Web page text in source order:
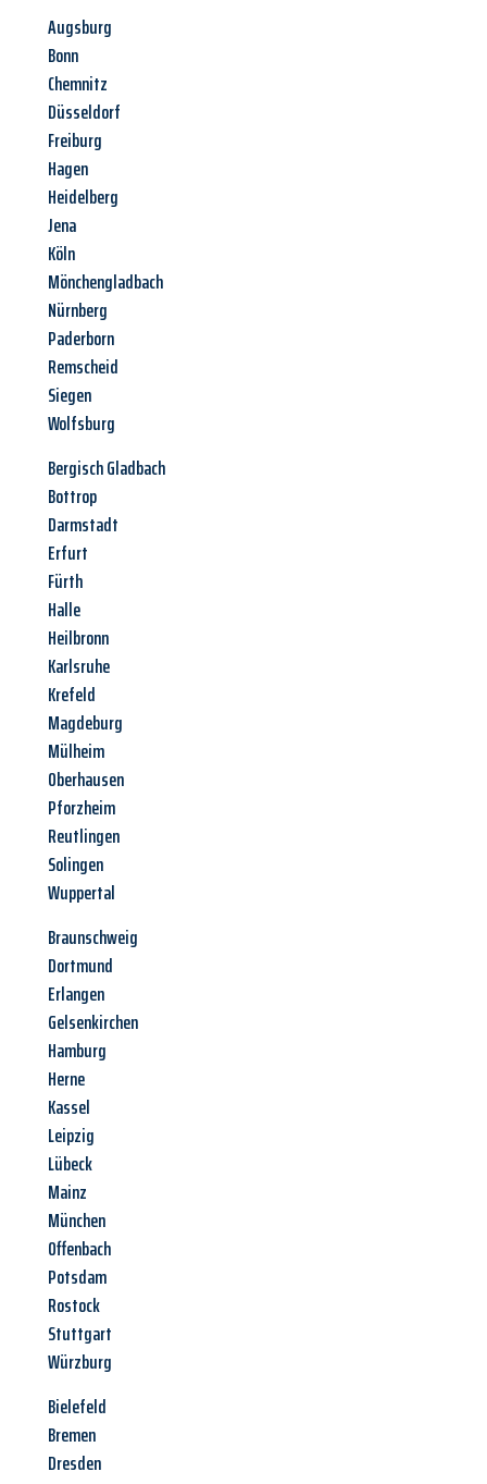
Augsburg
Bonn
Chemnitz
Düsseldorf
Freiburg
Hagen
Heidelberg
Jena
Köln
Mönchengladbach
Nürnberg
Paderborn
Remscheid
Siegen
Wolfsburg
Bergisch Gladbach
Bottrop
Darmstadt
Erfurt
Fürth
Halle
Heilbronn
Karlsruhe
Krefeld
Magdeburg
Mülheim
Oberhausen
Pforzheim
Reutlingen
Solingen
Wuppertal
Braunschweig
Dortmund
Erlangen
Gelsenkirchen
Hamburg
Herne
Kassel
Leipzig
Lübeck
Mainz
München
Offenbach
Potsdam
Rostock
Stuttgart
Würzburg
Bielefeld
Bremen
Dresden